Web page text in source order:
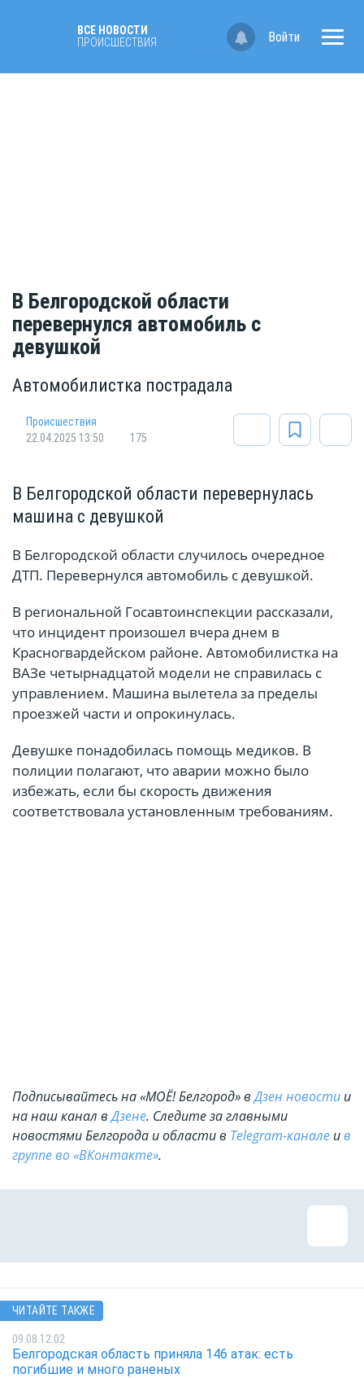
ВСЕ НОВОСТИ
ПРОИСШЕСТВИЯ
Войти
В Белгородской области
перевернулся автомобиль с
девушкой
Автомобилистка пострадала
Происшествия
22.04.2025 13:50
175
В Белгородской области перевернулась
машина с девушкой
В Белгородской области случилось очередное
ДТП. Перевернулся автомобиль с девушкой.
В региональной Госавтоинспекции рассказали,
что инцидент произошел вчера днем в
Красногвардейском районе. Автомобилистка на
ВАЗе четырнадцатой модели не справилась с
управлением. Машина вылетела за пределы
проезжей части и опрокинулась.
Девушке понадобилась помощь медиков. В
полиции полагают, что аварии можно было
избежать, если бы скорость движения
соответствовала установленным требованиям.
Подписывайтесь на «МОЁ! Белгород» вДзен новости и
на наш канал вДзене. Cледите за главными
новостями Белгорода и области в Telegram-канале ив
группе во «ВКонтакте».
ЧИТАЙТЕ ТАКЖЕ
09.08 12:02
Белгородская область приняла 146 атак: есть
погибшие и много раненых